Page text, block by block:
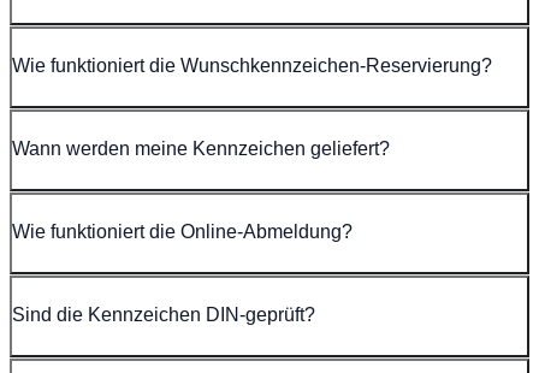
Wie funktioniert die Wunschkennzeichen-Reservierung?
Wann werden meine Kennzeichen geliefert?
Wie funktioniert die Online-Abmeldung?
Sind die Kennzeichen DIN-geprüft?